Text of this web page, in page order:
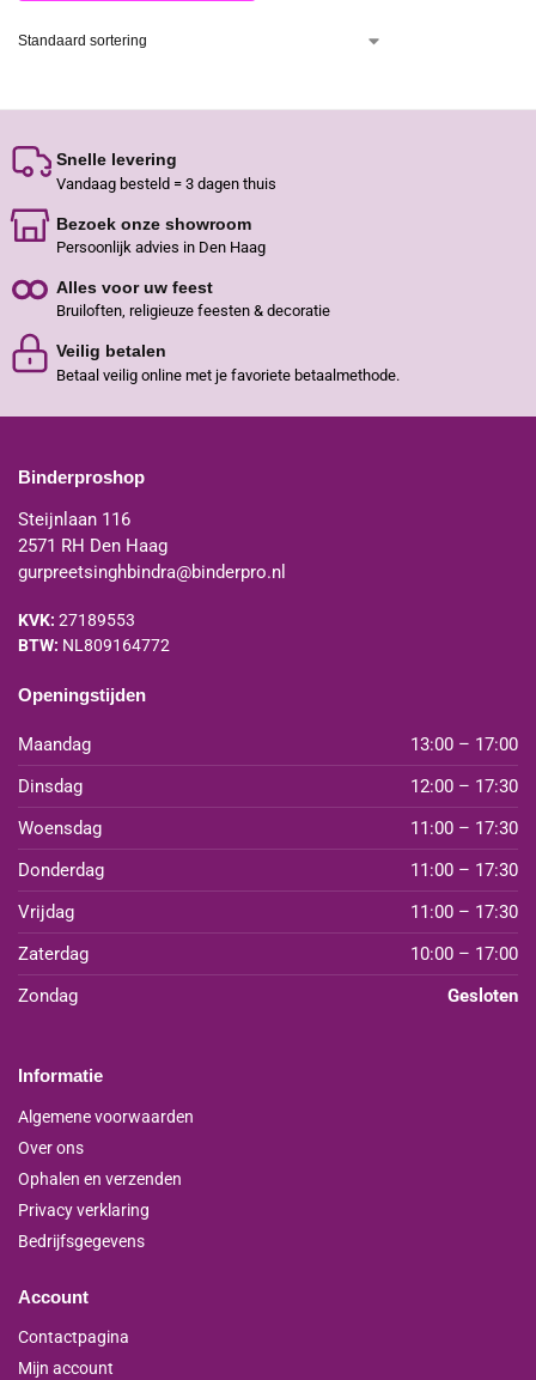
Snelle levering
Vandaag besteld = 3 dagen thuis
Bezoek onze showroom
Persoonlijk advies in Den Haag
Alles voor uw feest
Bruiloften, religieuze feesten & decoratie
Veilig betalen
Betaal veilig online met je favoriete betaalmethode.
Binderproshop
Steijnlaan 116
2571 RH Den Haag
gurpreetsinghbindra@binderpro.nl
KVK: 27189553
BTW: NL809164772
Openingstijden
Maandag
13:00 – 17:00
Dinsdag
12:00 – 17:30
Woensdag
11:00 – 17:30
Donderdag
11:00 – 17:30
Vrijdag
11:00 – 17:30
Zaterdag
10:00 – 17:00
Zondag
Gesloten
Informatie
Algemene voorwaarden
Over ons
Ophalen en verzenden
Privacy verklaring
Bedrijfsgegevens
Account
Contactpagina
Mijn account